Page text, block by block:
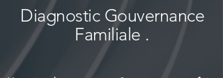
Diagnostic Gouvernance
Familiale .